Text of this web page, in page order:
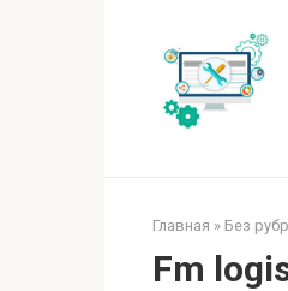
Главная » Без
Fm